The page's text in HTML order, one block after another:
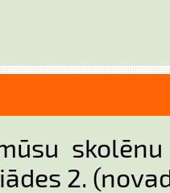
2.